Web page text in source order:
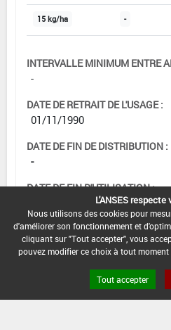
15 kg/ha -
INTERVALLE MINIMUM ENTRE
-
DATE DE RETRAIT DE L'USAGE :
01/11/1990
DATE DE FIN DE DISTRIBUTION :
-
DATE DE FIN D'UTILISATION :
L'ANSES respecte
Nous utilisons des cookies pour
d'améliorer son fonctionnement et
cliquant sur "Tout accepter", vous
pouvez modifier ce choix à tout
Tout accepter